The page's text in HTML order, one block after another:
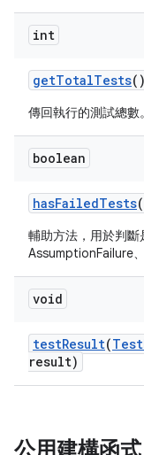
int
getTotalTests()
傳回執行的測試總數。
boolean
hasFailedTests
輔助方法，用於判斷
AssumptionFailure
void
testResult(Test
result)
公用建構函式